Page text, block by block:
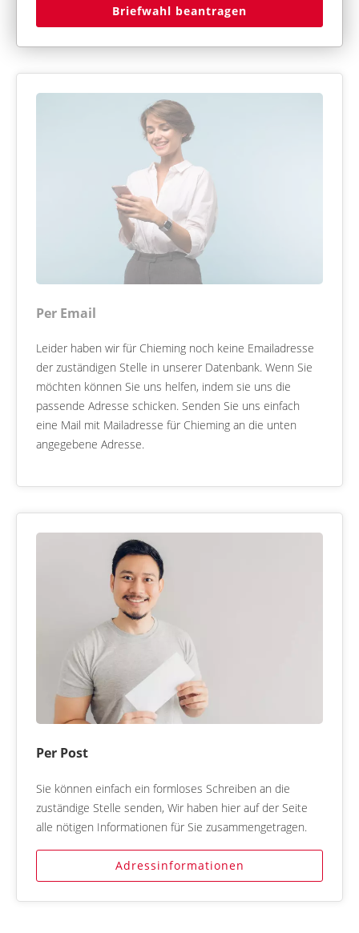
Briefwahl beantragen
Per Email
Leider haben wir für Chieming noch keine Emailadresse
der zuständigen Stelle in unserer Datenbank. Wenn Sie
möchten können Sie uns helfen, indem sie uns die
passende Adresse schicken. Senden Sie uns einfach
eine Mail mit Mailadresse für Chieming an die unten
angegebene Adresse.
Per Post
Sie können einfach ein formloses Schreiben an die
zuständige Stelle senden, Wir haben hier auf der Seite
alle nötigen Informationen für Sie zusammengetragen.
Adressinformationen